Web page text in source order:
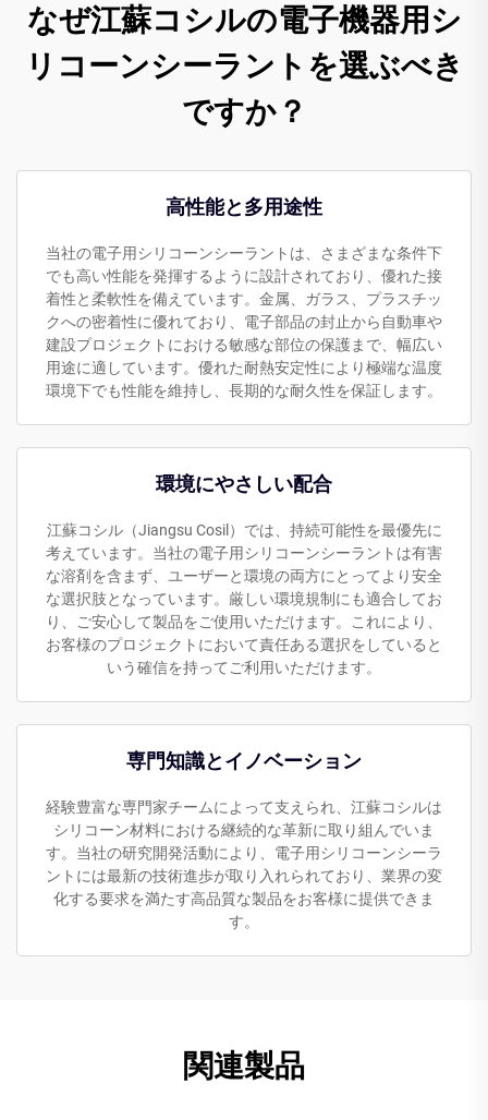
なぜ江蘇コシルの電子機器用シ
リコーンシーラントを選ぶべき
ですか？
高性能と多用途性
当社の電子用シリコーンシーラントは、さまざまな条件下
でも高い性能を発揮するように設計されており、優れた接
着性と柔軟性を備えています。金属、ガラス、プラスチッ
クへの密着性に優れており、電子部品の封止から自動車や
建設プロジェクトにおける敏感な部位の保護まで、幅広い
用途に適しています。優れた耐熱安定性により極端な温度
環境下でも性能を維持し、長期的な耐久性を保証します。
環境にやさしい配合
江蘇コシル（Jiangsu Cosil）では、持続可能性を最優先に
考えています。当社の電子用シリコーンシーラントは有害
な溶剤を含まず、ユーザーと環境の両方にとってより安全
な選択肢となっています。厳しい環境規制にも適合してお
り、ご安心して製品をご使用いただけます。これにより、
お客様のプロジェクトにおいて責任ある選択をしていると
いう確信を持ってご利用いただけます。
専門知識とイノベーション
経験豊富な専門家チームによって支えられ、江蘇コシルは
シリコーン材料における継続的な革新に取り組んでいま
す。当社の研究開発活動により、電子用シリコーンシーラ
ントには最新の技術進歩が取り入れられており、業界の変
化する要求を満たす高品質な製品をお客様に提供できま
す。
関連製品